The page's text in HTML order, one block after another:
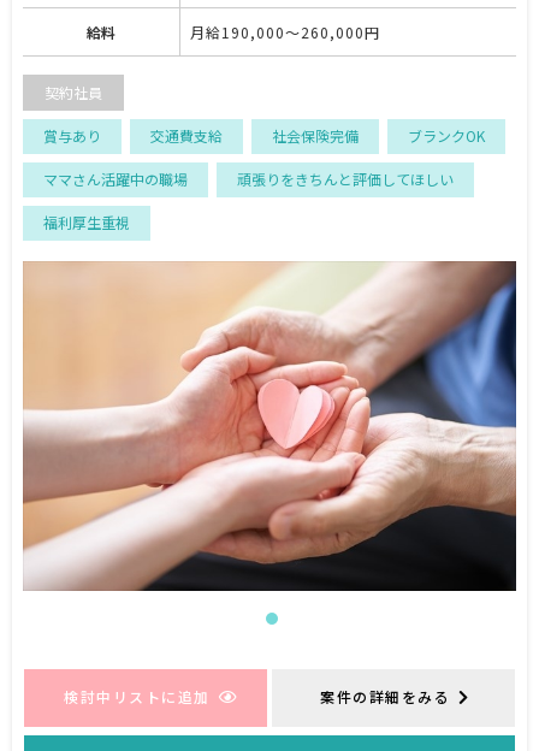
給料 月給190,000～260,000円
契約社員
賞与あり 交通費支給 社会保険完備 ブランクOK
ママさん活躍中の職場 頑張りをきちんと評価してほしい
福利厚生重視
検討中リストに追加 案件の詳細をみる